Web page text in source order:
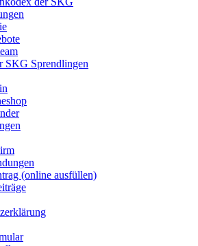
SKG Sprendlingen
(online ausfüllen)